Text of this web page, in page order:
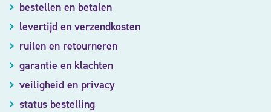
bestellen en betalen
levertijd en verzendkosten
ruilen en retourneren
garantie en klachten
veiligheid en privacy
status bestelling